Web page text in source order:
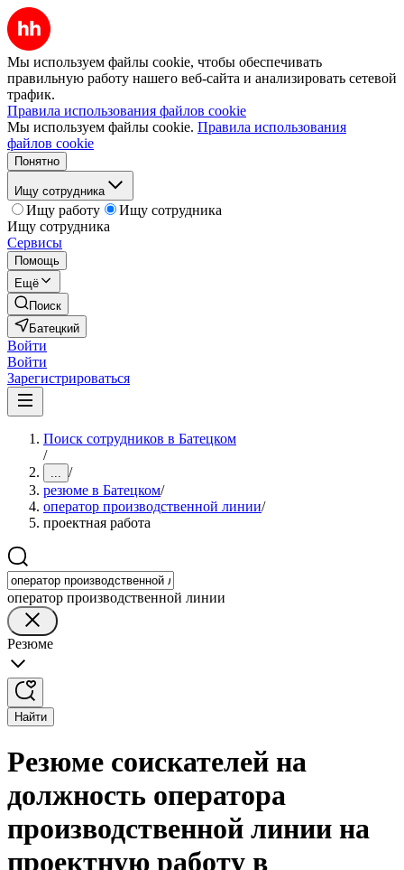
Мы используем файлы cookie, чтобы обеспечивать
правильную работу нашего веб-сайта и анализировать сетевой
трафик.
Правила использования файлов cookie
Мы используем файлы cookie. Правила использования
файлов cookie
Понятно
Ищу сотрудника
Ищу работу
Ищу сотрудника
Ищу сотрудника
Сервисы
Помощь
Ещё
Поиск
Батецкий
Войти
Войти
Зарегистрироваться
Поиск сотрудников в Батецком
/
... /
резюме в Батецком/
оператор производственной линии/
проектная работа
оператор производственной линии
Резюме
Найти
Резюме соискателей на
должность оператора
производственной линии на
проектную работу в